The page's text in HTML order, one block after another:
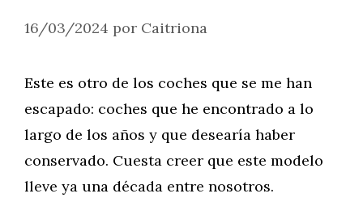
16/03/2024 por Caitriona
Este es otro de los coches que se me han
escapado: coches que he encontrado a lo
largo de los años y que desearía haber
conservado. Cuesta creer que este modelo
lleve ya una década entre nosotros.